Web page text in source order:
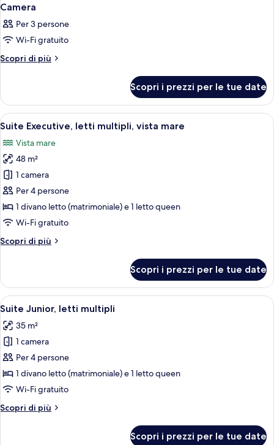
Camera
Per 3 persone
Wi-Fi gratuito
Scopri di più
Altri
Scopri i prezzi per le tue date
Apri
tutte
le
foto
per
Suite
Executive,
letti
multipli,
vista
Una moderna camera d'albergo
11
Suite Executive, letti multipli, vista mare
Vista mare
48 m²
1 camera
Per 4 persone
1 divano letto (matrimoniale) e 1 letto queen
Wi-Fi gratuito
Scopri di più
Altri
Executive,
letti
multipli,
mare
Scopri i prezzi per le tue date
Apri
tutte
le
foto
per
Suite
Junior,
multipli
Una camera d'hotel moderna con
12
Suite Junior, letti multipli
35 m²
1 camera
Per 4 persone
1 divano letto (matrimoniale) e 1 letto queen
Wi-Fi gratuito
Scopri di più
Altri
Scopri i prezzi per le tue date